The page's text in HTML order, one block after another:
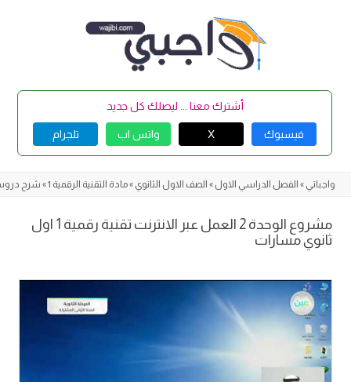
أشترك معنا ... ليصلك كل جديد
فيسبوك X واتس اب تلجرام
واجباتي » الفصل الدراسي الاول » الصف الاول الثانوي »مادة التقنية الرقمية 1 » شرح دروس
مشروع الوحدة 2 العمل عبر الانترنت تقنية رقمية 1 اول
ثانوي مسارات